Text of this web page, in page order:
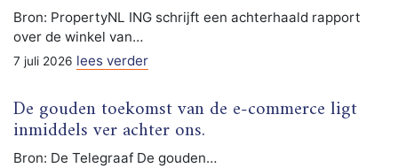
Bron: PropertyNL ING schrijft een achterhaald rapport
over de winkel van…
7 juli 2026 lees verder
De gouden toekomst van de e-commerce ligt
inmiddels ver achter ons.
Bron: De Telegraaf De gouden…